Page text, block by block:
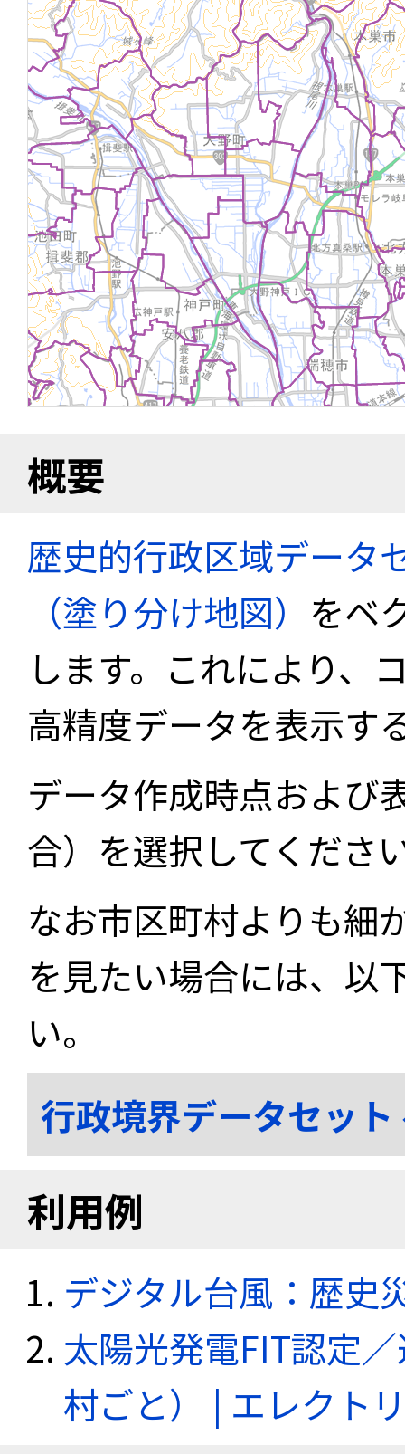
概要
歴史的行政区域データ
（塗り分け地図） をベ
します。これにより、
高精度データを表示す
データ作成時点および
合）を選択してくださ
なお市区町村よりも細
を見たい場合には、以
い。
行政境界データセッ
利用例
デジタル台風：歴史
太陽光発電FIT認定
村ごと） | エレクト